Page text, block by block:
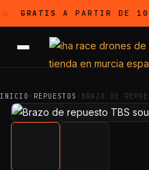
GRATISA PARTIR DE
INICIO · REPUESTOS · BRAZO DE